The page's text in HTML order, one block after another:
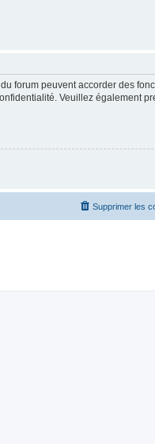
forum peuvent accorder des
Veuillez également
Supprimer les